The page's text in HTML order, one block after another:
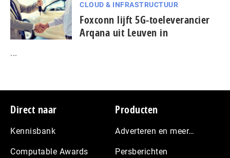
CLOUD & INFRASTRUCTUUR
Foxconn lijft 5G-toeleverancier
Arqana uit Leuven in
...
Footer
Direct naar
Kennisbank
Computable Awards
Producten
Adverteren en meer…
Persberichten